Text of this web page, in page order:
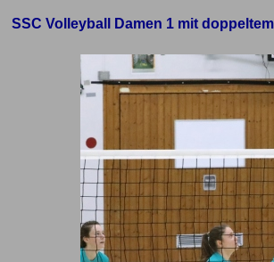
SSC Volleyball Damen 1 mit